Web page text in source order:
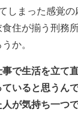
しまった感覚の
住が揃う刑務
か。
事で生活を立て
いると思うん
が気持ち一つ